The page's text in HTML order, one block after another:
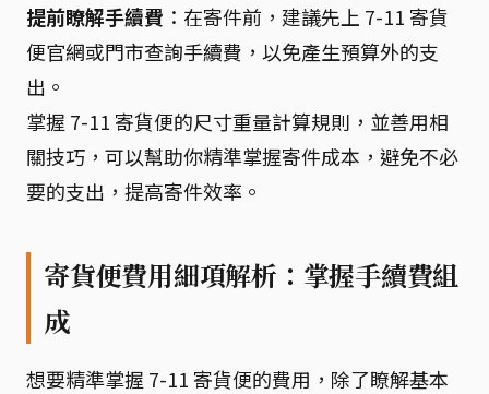
提前瞭解手續費 ：在寄件前，建議先上 7-11 寄貨
便官網或門市查詢手續費，以免產生預算外的支
出。
掌握 7-11 寄貨便的尺寸重量計算規則，並善用相
關技巧，可以幫助你精準掌握寄件成本，避免不必
要的支出，提高寄件效率。
寄貨便費用細項解析：掌握手續費組
成
想要精準掌握 7-11 寄貨便的費用，除了瞭解基本